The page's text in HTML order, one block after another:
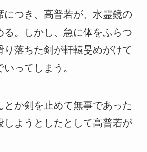
につき、高普若が、水霊鏡の
る。しかし、急に体をふらつ
り落ちた剣が軒轅旻めがけて
ってしまう。
とか剣を止めて無事であった
しようとしたとして高普若が